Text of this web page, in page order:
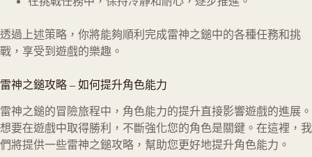
透過上述策略，你將能夠順利完成雷神之鎚中的各種任務和挑
戰，享受到遊戲的樂趣。
雷神之鎚攻略 – 如何提升角色能力
雷神之鎚的冒險旅程中，角色能力的提升直接影響遊戲的進展。
想要在遊戲中取得勝利，不斷強化您的角色是關鍵。在這裡，我
們將提供一些雷神之鎚攻略，幫助您更好地提升角色能力。